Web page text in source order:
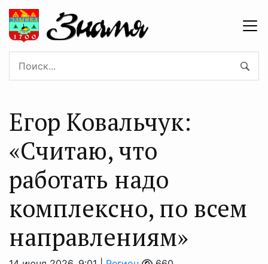
Егор Ковальчук:
«Считаю, что
работать надо
комплексно, по всем
направлениям»